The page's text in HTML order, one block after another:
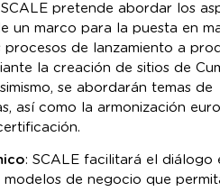
SCALE pretende abordar los
un marco para la puesta en
procesos de lanzamiento a
la creación de sitios de
se abordarán temas de
así como la armonización
: SCALE facilitará el diálogo
de negocio que